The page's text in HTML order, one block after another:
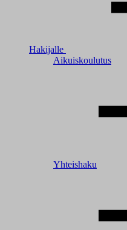
Hakijalle
Aikuiskoulutus
Yhteishaku